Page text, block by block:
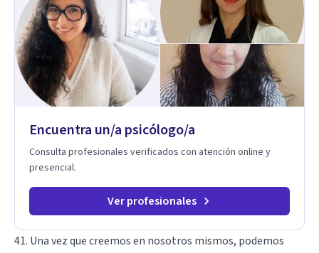
busco eliminar el malestar, sino transformar la relación que
tienes con lo que sientes y piensas. Acompaño a que puedas
sostener tu experiencia interna con mayor flexibilidad, sin
tener que luchar constantemente contigo. Integro también
herramientas como mindfulness, escritura terapéutica y
recursos creativos, que permiten acceder a niveles más
profundos de la experiencia, más allá de lo únicamente
racional.
Encuentra un/a psicólogo/a
Consulta profesionales verificados con atención online y
presencial.
Ver profesionales
41. Una vez que creemos en nosotros mismos, podemos